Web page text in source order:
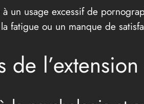
à un usage excessif de
fatigue ou un manque de
de